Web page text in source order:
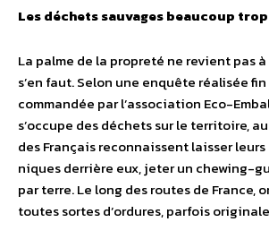
Les déchets sauvages beaucoup
La palme de la propreté ne revient pas
s’en faut. Selon une enquête réalisée
commandée par l’association Eco-
s’occupe des déchets sur le territoire,
des Français reconnaissent laisser
niques derrière eux, jeter un chewing-
par terre. Le long des routes de France,
toutes sortes d’ordures, parfois